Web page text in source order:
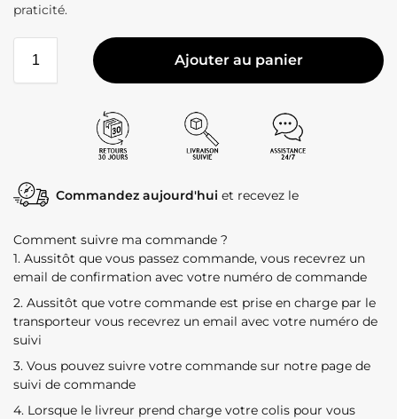
praticité.
Ajouter au panier
Commandez aujourd'hui et recevez le
Comment suivre ma commande ?
1. Aussitôt que vous passez commande, vous recevrez un
email de confirmation avec votre numéro de commande
2. Aussitôt que votre commande est prise en charge par le
transporteur vous recevrez un email avec votre numéro de
suivi
3. Vous pouvez suivre votre commande sur notre page de
suivi de commande
4. Lorsque le livreur prend charge votre colis pour vous